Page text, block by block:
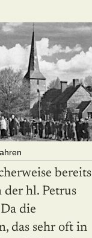
bereits
der hl. Petrus
die
das sehr oft in